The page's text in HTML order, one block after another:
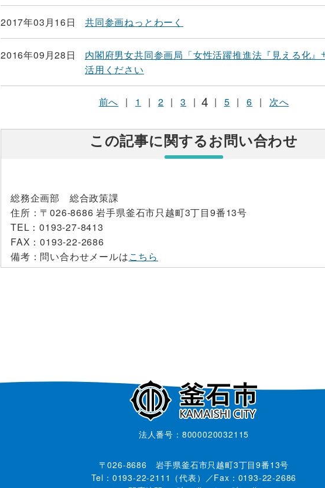
2017年03月16日 共同参画ねっとわーく
2016年09月28日
内閣府男女共同参画局「女性活躍推進法『見える化』
活用ください
前へ | 1 | 2 | 3 | 4 | 5 | 6 | 次へ
この記事に関するお問い合わせ
総務企画部 総合政策課
住所 ：〒026-8686 岩手県釜石市只越町3丁目9番13号
TEL ：0193-27-8413
FAX ：0193-22-2686
備考 ：問い合わせメールはこちら
法人番号：8000020032115
〒026-8686 岩手県釜石市只越町3丁目9番13号
Tel：0193-22-2111（代表）／Fax：0193-22-2686